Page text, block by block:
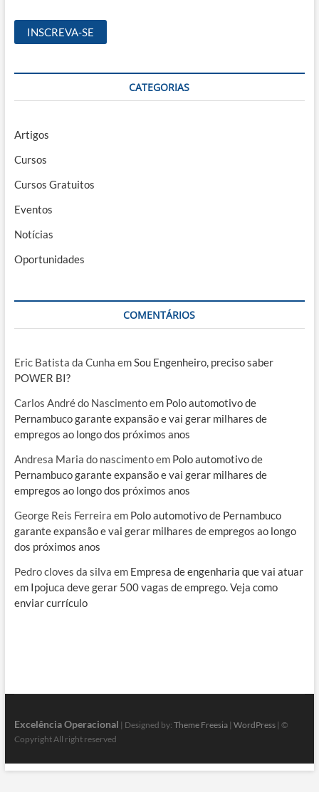
CATEGORIAS
Artigos
Cursos
Cursos Gratuitos
Eventos
Notícias
Oportunidades
COMENTÁRIOS
Eric Batista da Cunha emSou Engenheiro, preciso saber
POWER BI?
Carlos André do Nascimentoem Polo automotivo de
Pernambuco garante expansão e vai gerar milhares de
empregos ao longo dos próximos anos
Andresa Maria do nascimentoem Polo automotivo de
Pernambuco garante expansão e vai gerar milhares de
empregos ao longo dos próximos anos
George Reis Ferreira em Polo automotivo de Pernambuco
garante expansão e vai gerar milhares de empregos ao longo
dos próximos anos
Pedro cloves da silva em Empresa de engenharia que vai atuar
em Ipojuca deve gerar 500 vagas de emprego. Veja como
enviar currículo
Excelência Operacional | Designed by: Theme Freesia| WordPress| ©
Copyright All right reserved